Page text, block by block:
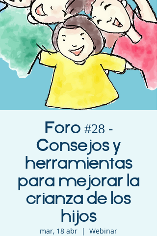
Foro #28 -
Consejos y
herramientas
para mejorar la
crianza de los
hijos
mar, 18 abr
  |
Webinar